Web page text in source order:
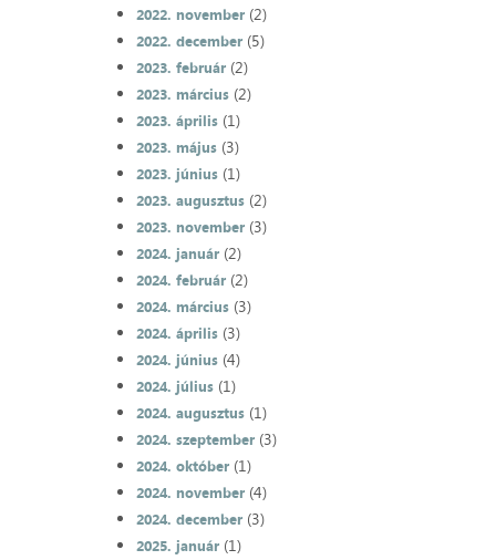
2022. november(2)
2022. december(5)
2023. február(2)
2023. március(2)
2023. április(1)
2023. május(3)
2023. június(1)
2023. augusztus(2)
2023. november(3)
2024. január(2)
2024. február(2)
2024. március(3)
2024. április(3)
2024. június(4)
2024. július(1)
2024. augusztus(1)
2024. szeptember(3)
2024. október(1)
2024. november(4)
2024. december(3)
2025. január(1)